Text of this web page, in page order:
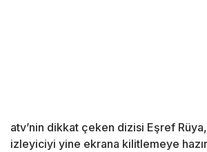
atv’nin dikkat çeken dizisi Eşref
izleyiciyi yine ekrana kilitlemeye